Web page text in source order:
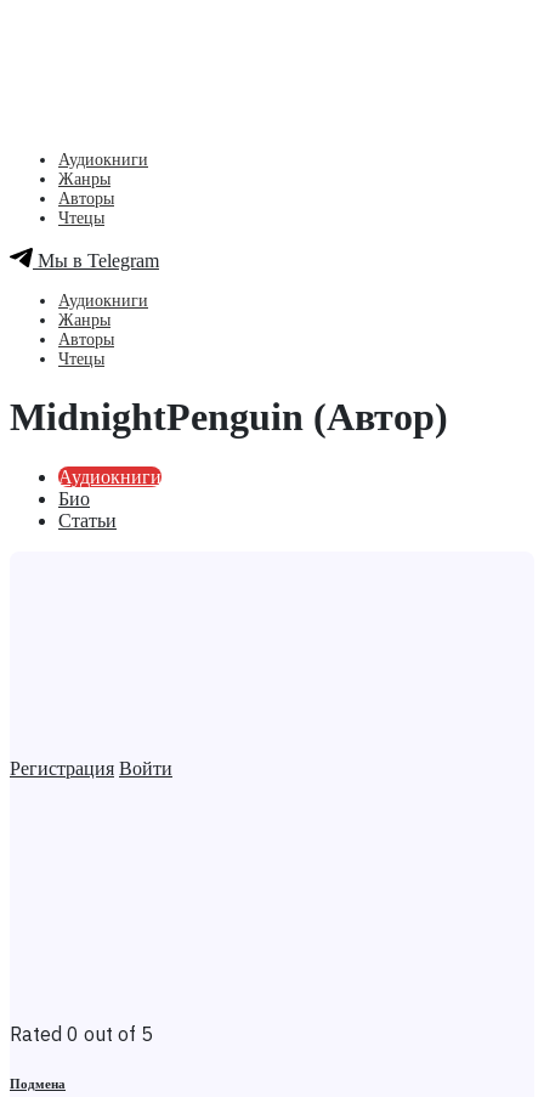
Регистрация Войти
Аудиокниги
Жанры
Авторы
Чтецы
Мы в Telegram
Аудиокниги
Жанры
Авторы
Чтецы
MidnightPenguin (Автор)
Аудиокниги
Био
Статьи
Rated 0 out of 5
Подмена